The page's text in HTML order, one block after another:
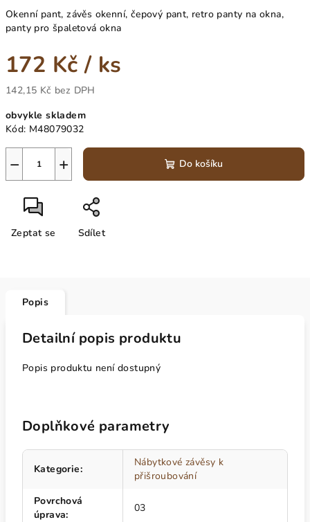
Okenní pant, závěs okenní, čepový pant, retro panty na okna,
panty pro špaletová okna
172 Kč/ ks
142,15 Kč bez DPH
cena:
obvykle skladem
Kód: M48079032
+
− Do košíku
Zeptat se Sdílet
Popis
Detailní popis produktu
Popis produktu není dostupný
Doplňkové parametry
Kategorie:
Nábytkové závěsy k
přišroubování
Povrchová
úprava:
03